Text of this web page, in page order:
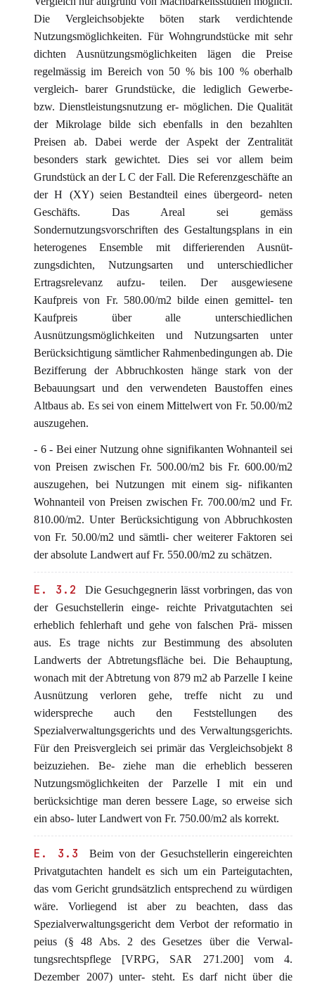
Die Vergleichsobjekte böten stark verdichtende
Nutzungsmöglichkeiten. Für Wohngrundstücke mit sehr
dichten Ausnützungsmöglichkeiten lägen die Preise
regelmässig im Bereich von 50 % bis 100 % oberhalb
vergleich- barer Grundstücke, die lediglich Gewerbe-
bzw. Dienstleistungsnutzung er- möglichen. Die Qualität
der Mikrolage bilde sich ebenfalls in den bezahlten
Preisen ab. Dabei werde der Aspekt der Zentralität
besonders stark gewichtet. Dies sei vor allem beim
Grundstück an der L C der Fall. Die Referenzgeschäfte an
der H (XY) seien Bestandteil eines übergeord- neten
Geschäfts. Das Areal sei gemäss
Sondernutzungsvorschriften des Gestaltungsplans in ein
heterogenes Ensemble mit differierenden Ausnüt-
zungsdichten, Nutzungsarten und unterschiedlicher
Ertragsrelevanz aufzu- teilen. Der ausgewiesene
Kaufpreis von Fr. 580.00/m2 bilde einen gemittel- ten
Kaufpreis über alle unterschiedlichen
Ausnützungsmöglichkeiten und Nutzungsarten unter
Berücksichtigung sämtlicher Rahmenbedingungen ab. Die
Bezifferung der Abbruchkosten hänge stark von der
Bebauungsart und den verwendeten Baustoffen eines
Altbaus ab. Es sei von einem Mittelwert von Fr. 50.00/m2
auszugehen.
- 6 - Bei einer Nutzung ohne signifikanten Wohnanteil sei
von Preisen zwischen Fr. 500.00/m2 bis Fr. 600.00/m2
auszugehen, bei Nutzungen mit einem sig- nifikanten
Wohnanteil von Preisen zwischen Fr. 700.00/m2 und Fr.
810.00/m2. Unter Berücksichtigung von Abbruchkosten
von Fr. 50.00/m2 und sämtli- cher weiterer Faktoren sei
der absolute Landwert auf Fr. 550.00/m2 zu schätzen.
E. 3.2
Die Gesuchgegnerin lässt vorbringen, das von
der Gesuchstellerin einge- reichte Privatgutachten sei
erheblich fehlerhaft und gehe von falschen Prä- missen
aus. Es trage nichts zur Bestimmung des absoluten
Landwerts der Abtretungsfläche bei. Die Behauptung,
wonach mit der Abtretung von 879 m2 ab Parzelle I keine
Ausnützung verloren gehe, treffe nicht zu und
widerspreche auch den Feststellungen des
Spezialverwaltungsgerichts und des Verwaltungsgerichts.
Für den Preisvergleich sei primär das Vergleichsobjekt 8
beizuziehen. Be- ziehe man die erheblich besseren
Nutzungsmöglichkeiten der Parzelle I mit ein und
berücksichtige man deren bessere Lage, so erweise sich
ein abso- luter Landwert von Fr. 750.00/m2 als korrekt.
E. 3.3
Beim von der Gesuchstellerin eingereichten
Privatgutachten handelt es sich um ein Parteigutachten,
das vom Gericht grundsätzlich entsprechend zu würdigen
wäre. Vorliegend ist aber zu beachten, dass das
Spezialverwaltungsgericht dem Verbot der reformatio in
peius (§ 48 Abs. 2 des Gesetzes über die Verwal-
tungsrechtspflege [VRPG, SAR 271.200] vom 4.
Dezember 2007) unter- steht. Es darf nicht über die